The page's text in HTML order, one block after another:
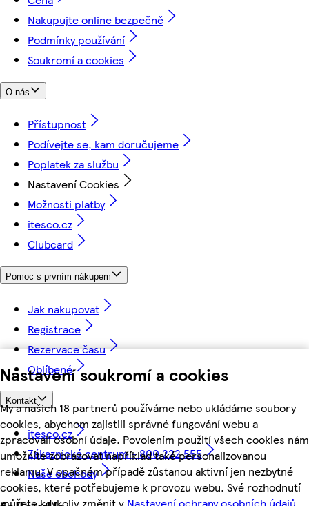
Nastavení soukromí a cookies
My a našich 18 partnerů používáme nebo ukládáme soubory
cookies, abychom zajistili správné fungování webu a
zpracovali osobní údaje. Povolením použití všech cookies nám
umožníte zobrazovat například také personalizovanou
reklamu. V opačném případě zůstanou aktivní jen nezbytné
cookies, které potřebujeme k provozu webu. Své rozhodnutí
můžete kdykoliv změnit v Nastavení ochrany osobních údajů
Nakupujte online bezpečně
Podmínky používání
Soukromí a cookies
O nás
Přístupnost
Podívejte se, kam doručujeme
Poplatek za službu
Nastavení Cookies
Možnosti platby
itesco.cz
Clubcard
Pomoc s prvním nákupem
Jak nakupovat
Registrace
Rezervace času
Oblíbené
Kontakt
itesco.cz
Zákaznické centrum - 800 222 555
Naše obchody